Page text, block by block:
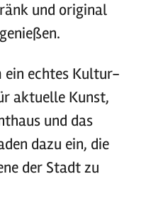
und original
ein echtes Kultur-
aktuelle Kunst,
und das
dazu ein, die
der Stadt zu